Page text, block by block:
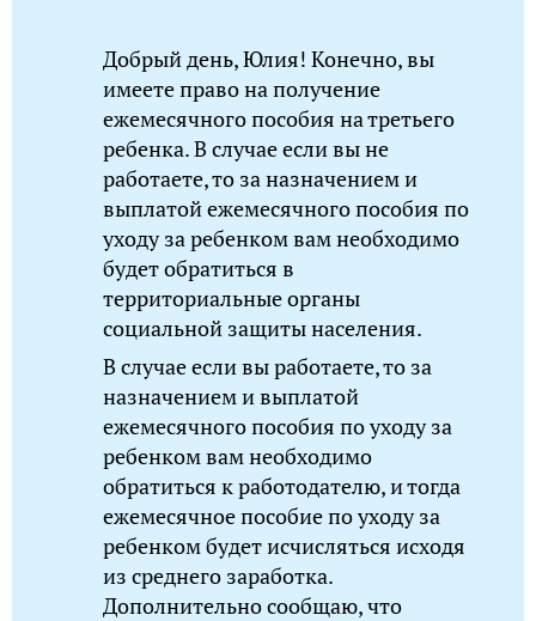
Добрый день, Юлия! Конечно, вы
имеете право на получение
ежемесячного пособия на третьего
ребенка. В случае если вы не
работаете, то за назначением и
выплатой ежемесячного пособия по
уходу за ребенком вам необходимо
будет обратиться в
территориальные органы
социальной защиты населения.
В случае если вы работаете, то за
назначением и выплатой
ежемесячного пособия по уходу за
ребенком вам необходимо
обратиться к работодателю, и тогда
ежемесячное пособие по уходу за
ребенком будет исчисляться исходя
из среднего заработка.
Дополнительно сообщаю, что